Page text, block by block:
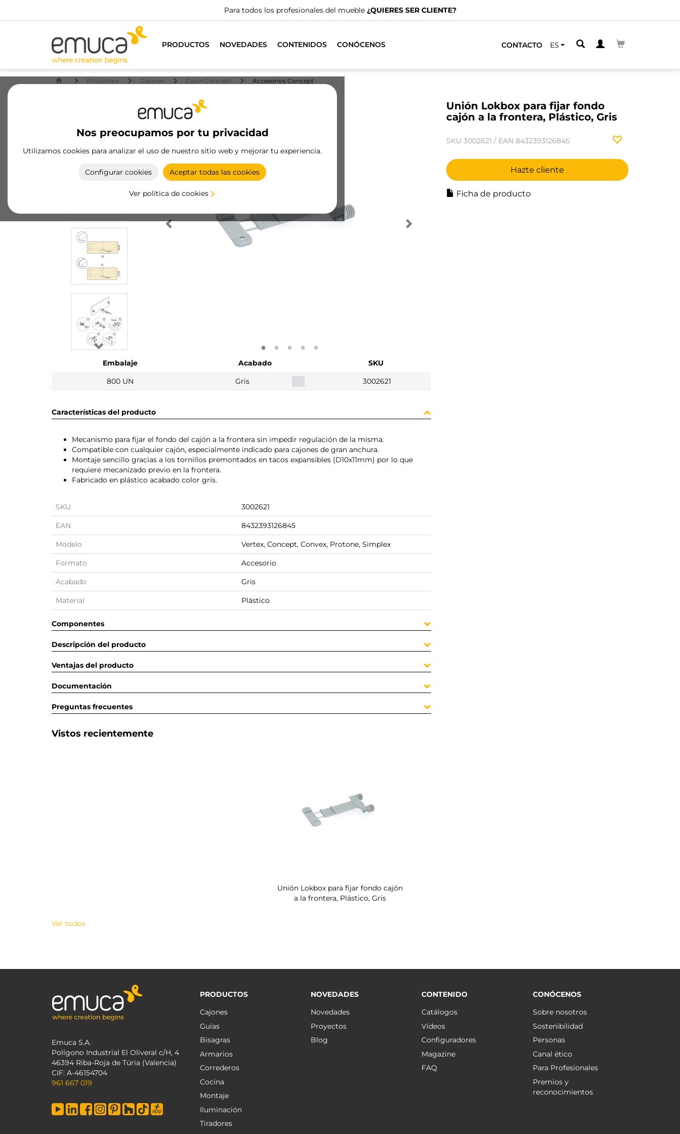
Para todos los profesionales del mueble ¿QUIERES SER CLIENTE?
PRODUCTOS NOVEDADES CONTENIDOS CONÓCENOS CONTACTO ES
Nos preocupamos por tu privacidad
Utilizamos cookies para analizar el uso de nuestro sitio web y mejorar tu experiencia.
Configurar cookies Aceptar todas las cookies
Ver política de cookies
Productos Cajones Cajón Concept Accesorios Concept
Unión Lokbox para fijar fondo
cajón a la frontera, Plástico, Gris
SKU 3002621 / EAN 8432393126845
Hazte cliente
Ficha de producto
Embalaje Acabado
SKU
800 UN
Gris 3002621
Características del producto
Mecanismo para fijar el fondo del cajón a la frontera sin impedir regulación de la misma.
Compatible con cualquier cajón, especialmente indicado para cajones de gran anchura.
Montaje sencillo gracias a los tornillos premontados en tacos expansibles (D10x11mm) por lo que
requiere mecanizado previo en la frontera.
Fabricado en plástico acabado color gris.
SKU 3002621
EAN 8432393126845
Modelo Vertex, Concept, Convex, Protone, Simplex
Formato Accesorio
Acabado Gris
Material Plástico
Componentes
Descripción del producto
Ventajas del producto
Documentación
Preguntas frecuentes
Vistos recientemente
Unión Lokbox para fijar fondo cajón
a la frontera, Plástico, Gris
Ver todos
Emuca S.A.
Polígono Industrial El Oliveral c/H, 4
46394 Riba-Roja de Túria (Valencia)
CIF: A-46154704
961 667 019
PRODUCTOS
Cajones
Guías
Bisagras
Armarios
Correderos
Cocina
Montaje
Iluminación
Tiradores
NOVEDADES
Novedades
Proyectos
Blog
CONTENIDO
Catálogos
Vídeos
Configuradores
Magazine
FAQ
CONÓCENOS
Sobre nosotros
Sostenibilidad
Personas
Canal ético
Para Profesionales
Premios y
reconocimientos